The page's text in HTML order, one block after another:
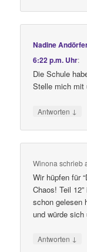
Nadine
6:22 p.m. Uhr:
Die Schule
Stelle mich mit
Antworten ↓
Winona schrieb
Wir hüpfen für
Chaos! Teil
schon gelesen
und würde
Antworten ↓